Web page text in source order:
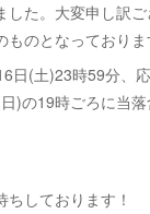
た。大変申し訳ご
ものとなっておりま
日(土)23時59分、
)の19時ごろに当
しております！